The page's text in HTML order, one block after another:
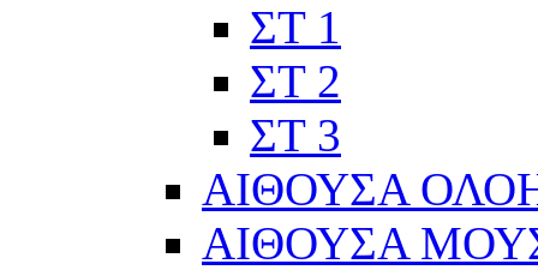
ΣΤ 1
ΣΤ 2
ΣΤ 3
ΑΙΘΟΥΣΑ
ΑΙΘΟΥΣΑ